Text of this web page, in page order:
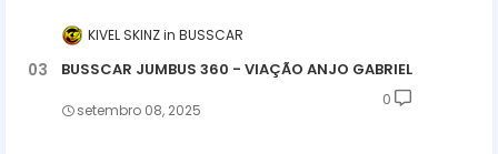
KIVEL SKINZ BUSSCAR
BUSSCAR JUMBUS 360 - VIAÇÃO ANJO GABRIEL
setembro 08, 2025
0